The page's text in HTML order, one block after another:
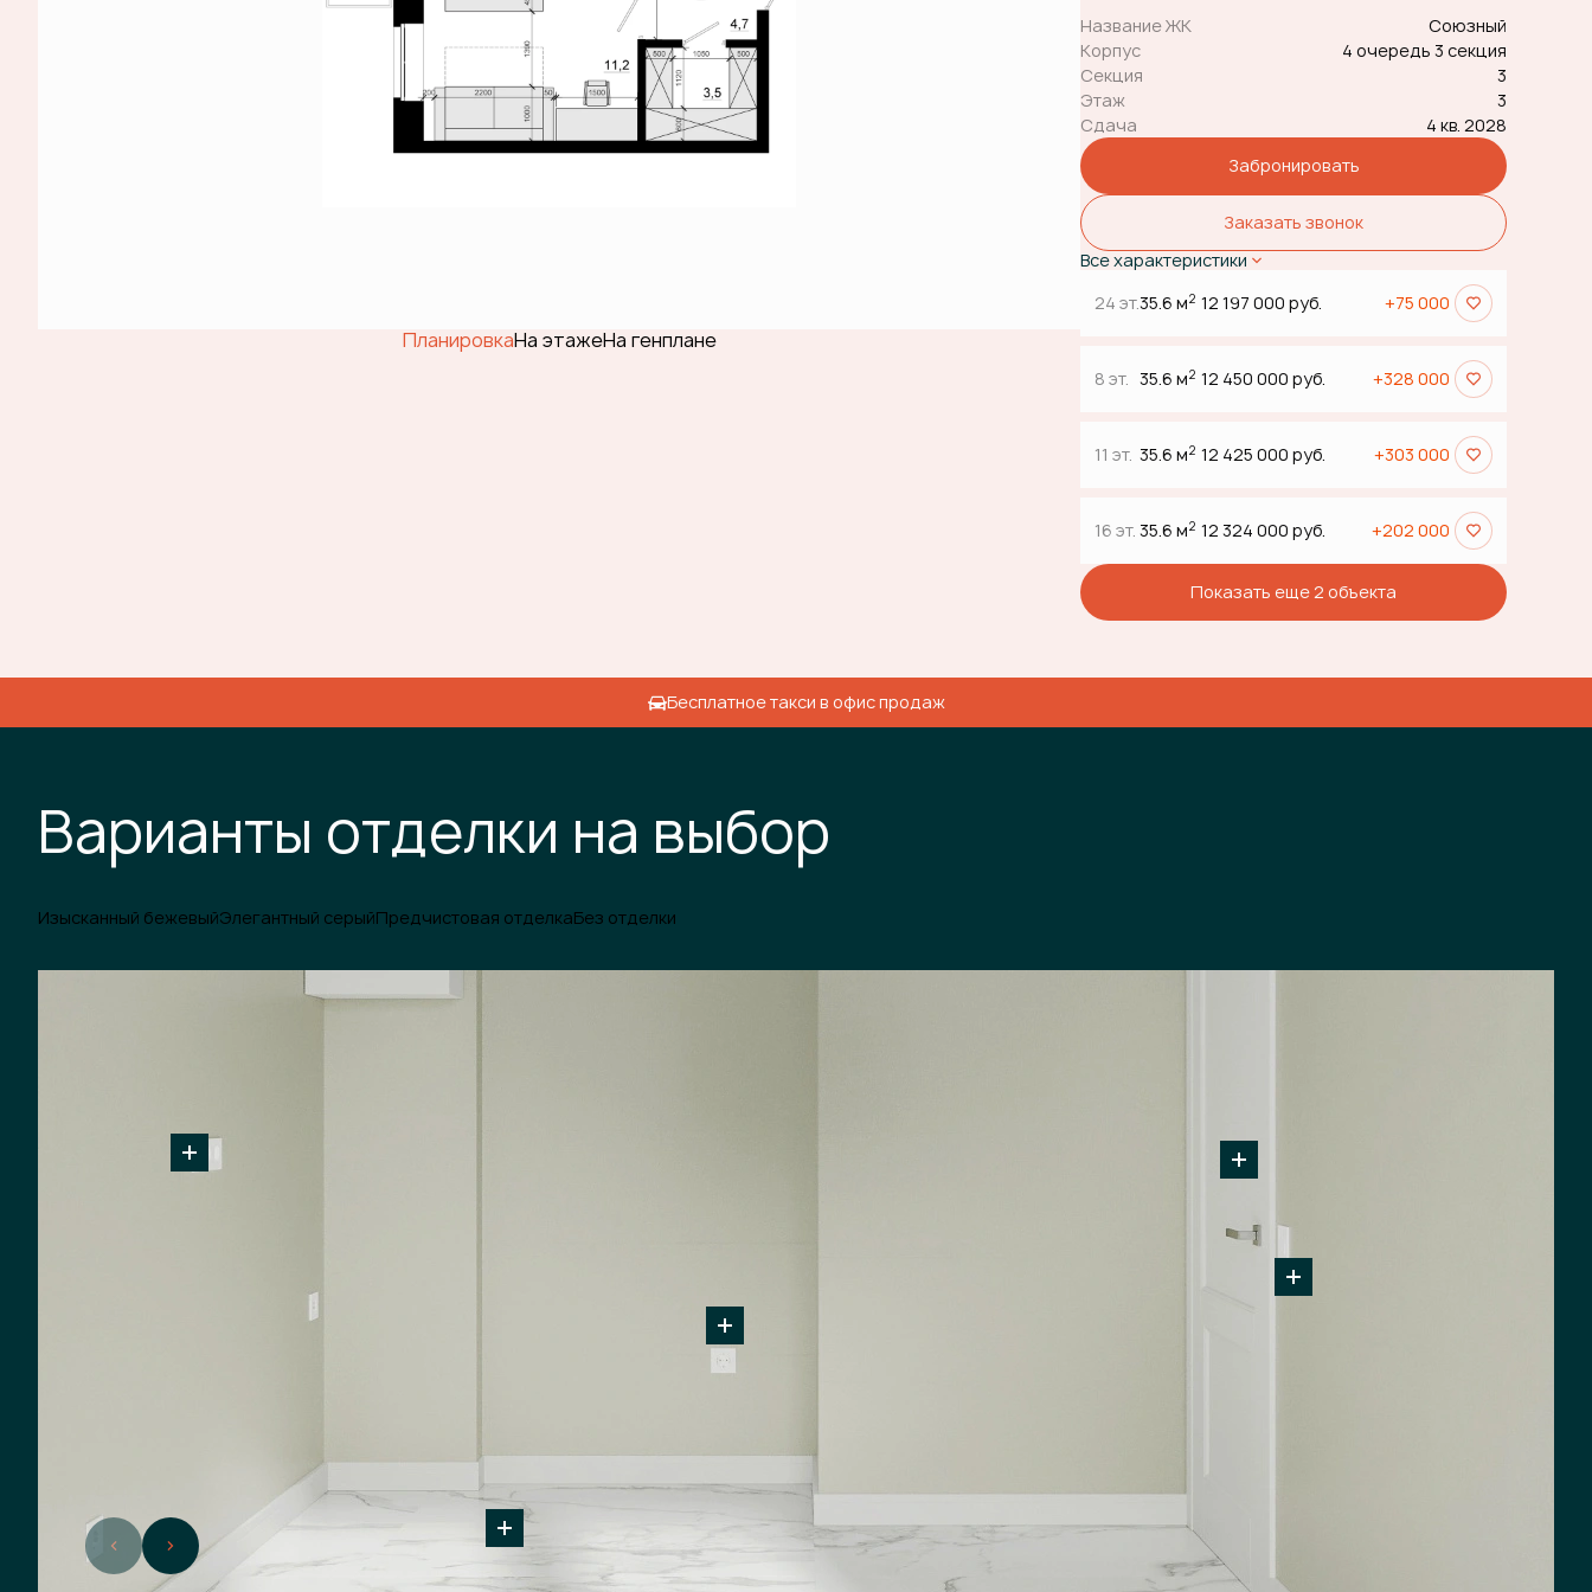
ПланировкаНа этажеНа генплане
Название ЖК
Союзный
Корпус
4 очередь 3 секция
Секция
3
Этаж
3
Сдача
4 кв. 2028
Забронировать
Заказать звонок
Все характеристики
24 эт.35.6 м2 12 197 000 руб. +75 000
8 эт. 35.6 м2 12 450 000 руб. +328 000
11 эт. 35.6 м2 12 425 000 руб. +303 000
16 эт. 35.6 м2 12 324 000 руб. +202 000
Показать еще 2 объектa
Бесплатное такси в офис продаж
Варианты отделки на выбор
Изысканный бежевыйЭлегантный серыйПредчистовая отделкаБез отделки